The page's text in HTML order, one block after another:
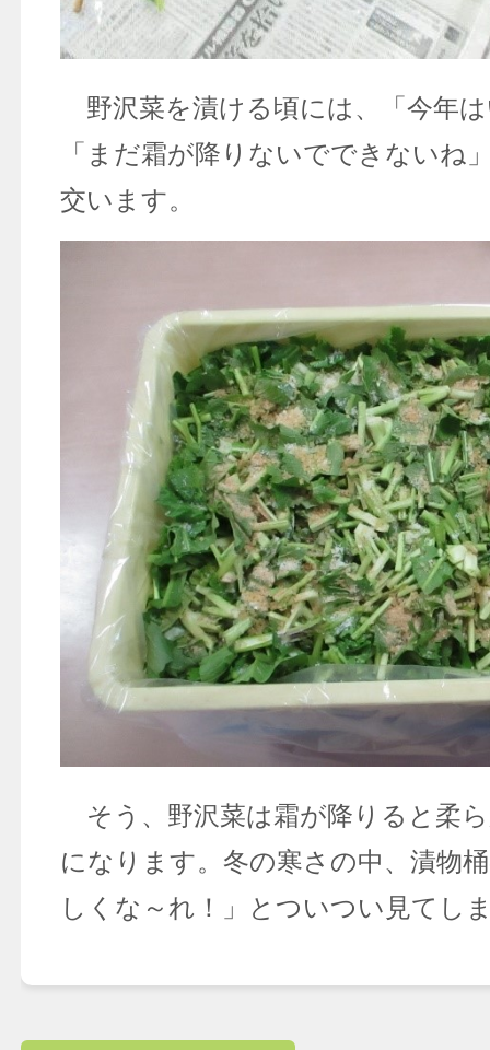
野沢菜を漬ける頃には、「今年
「まだ霜が降りないでできない
交います。
そう、野沢菜は霜が降りると柔
になります。冬の寒さの中、漬物
しくな～れ！」とついつい見てし